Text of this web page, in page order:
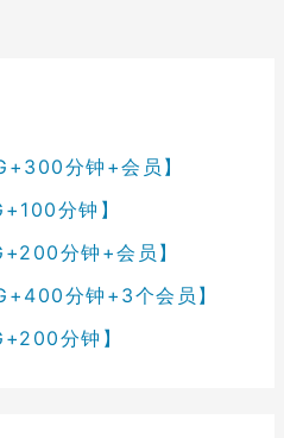
分钟+会员】
分钟】
分钟+会员】
分钟+3个会员】
分钟】